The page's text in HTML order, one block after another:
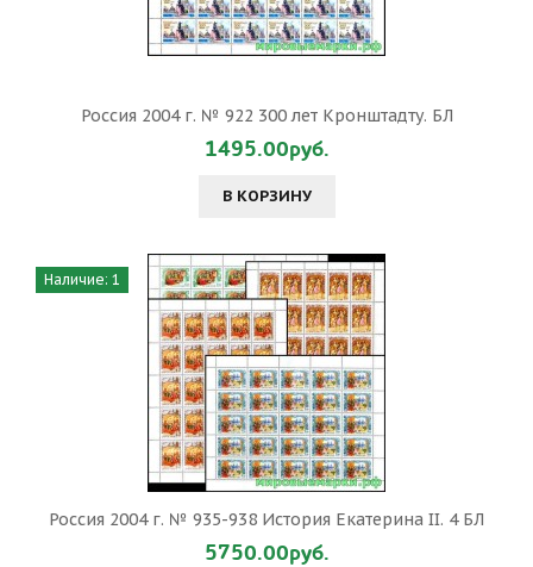
Россия 2004 г. № 922 300 лет Кронштадту. БЛ
1495.00руб.
В КОРЗИНУ
Наличие: 1
Россия 2004 г. № 935-938 История Екатерина II. 4 БЛ
5750.00руб.